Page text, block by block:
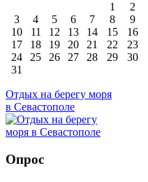
1
2
3
4 5 6 7 8
9
10
11 12 13 14 15
16
17
18 19 20 21 22
23
24
25 26 27 28 29
30
31
Отдых на берегу моря
в Севастополе
Опрос